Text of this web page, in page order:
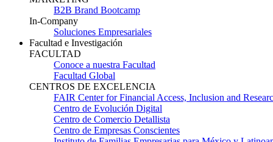
B2B Brand Bootcamp
In-Company
Soluciones Empresariales
Facultad e Investigación
FACULTAD
Conoce a nuestra Facultad
Facultad Global
CENTROS DE EXCELENCIA
FAIR Center for Financial Access, Inclusion and
Centro de Evolución Digital
Centro de Comercio Detallista
Centro de Empresas Conscientes